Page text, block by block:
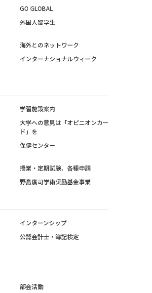
GO GLOBAL
外国人留学生
海外とのネットワーク
インターナショナルウィーク
学習施設案内
大学への意見は「オピニオンカー
ド」を
保健センター
授業・定期試験、各種申請
野島廣司学術奨励基金事業
インターンシップ
公認会計士・簿記検定
部会活動